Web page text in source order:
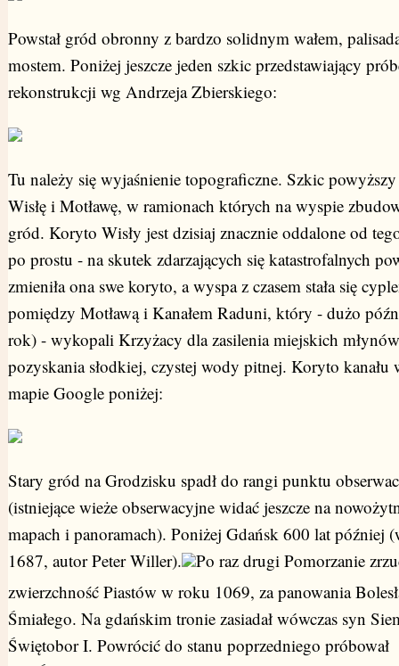
Powstał gród obronny z bardzo solidnym wałem,
mostem. Poniżej jeszcze jeden szkic przedstawiający
rekonstrukcji wg Andrzeja Zbierskiego:
Tu należy się wyjaśnienie topograficzne. Szkic
Wisłę i Motławę, w ramionach których na wyspie
gród. Koryto Wisły jest dzisiaj znacznie oddalone od
po prostu - na skutek zdarzających się katastrofalnych
zmieniła ona swe koryto, a wyspa z czasem stała się
pomiędzy Motławą i Kanałem Raduni, który - dużo
rok) - wykopali Krzyżacy dla zasilenia miejskich
pozyskania słodkiej, czystej wody pitnej. Koryto kanału
mapie Google poniżej:
Stary gród na Grodzisku spadł do rangi punktu
(istniejące wieże obserwacyjne widać jeszcze na
mapach i panoramach). Poniżej Gdańsk 600 lat później
1687, autor Peter Willer).
Po raz drugi Pomorzanie
zwierzchność Piastów w roku 1069, za panowania
Śmiałego. Na gdańskim tronie zasiadał wówczas syn
Świętobor I. Powrócić do stanu poprzedniego próbował